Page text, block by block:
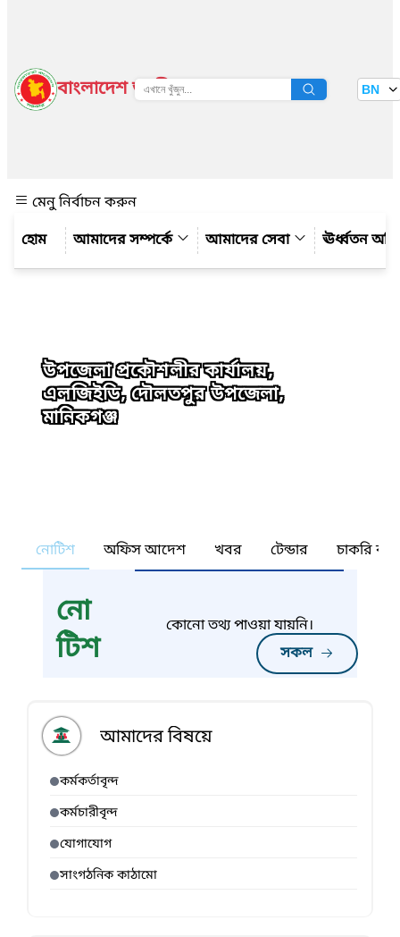
বাংলাদেশ জাতীয় তথ্য বাতায়ন BN
মেনু নির্বাচন করুন
আমাদের সম্পর্কে
আমাদের সেবা ঊর্ধ্বতন
উপজেলা প্রকৌশলীর কার্যালয়,
এলজিইডি, দৌলতপুর উপজেলা,
মানিকগঞ্জ
নোটিশ অফিস আদেশ খবর টেন্ডার চাকরি
নো
টিশ
সকল
কোনো তথ্য পাওয়া যায়নি।
আমাদের বিষয়ে
কর্মকর্তাবৃন্দ
কর্মচারীবৃন্দ
যোগাযোগ
সাংগঠনিক কাঠামো